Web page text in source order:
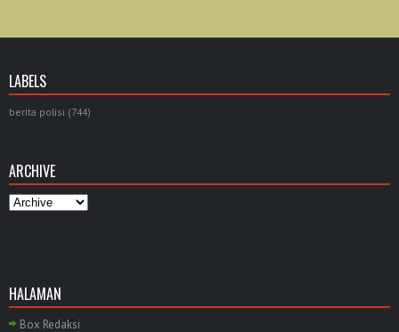
LABELS
berita polisi (744)
ARCHIVE
HALAMAN
Box Redaksi